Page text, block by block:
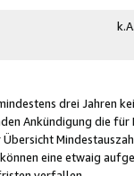
drei Jahren
Ankündigung die
eine etwaig